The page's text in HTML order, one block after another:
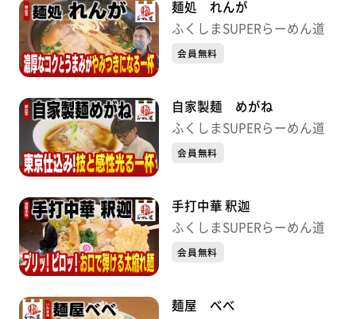
麺処 れんが
ふくしまSUPERらーめん道
会員無料
自家製麺 めがね
ふくしまSUPERらーめん道
会員無料
手打中華 釈迦
ふくしまSUPERらーめん道
会員無料
麺屋 べべ